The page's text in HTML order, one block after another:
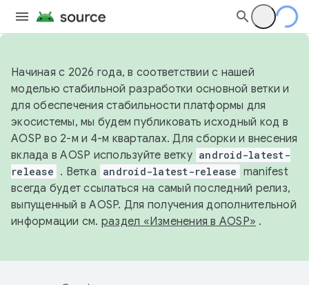
Начиная с 2026 года, в соответствии с нашей
моделью стабильной разработки основной ветки и
для обеспечения стабильности платформы для
экосистемы, мы будем публиковать исходный код в
AOSP во 2-м и 4-м кварталах. Для сборки и внесения
вклада в AOSP используйте ветку android-latest-
release . Ветка android-latest-release manifest
всегда будет ссылаться на самый последний релиз,
выпущенный в AOSP. Для получения дополнительной
информации см. раздел «Изменения в AOSP» .